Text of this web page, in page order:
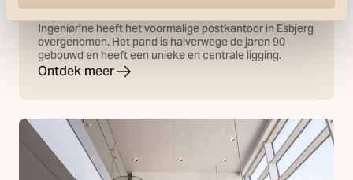
Ingeniør'ne
Ingeniør'ne heeft het voormalige postkantoor in Esbjerg
overgenomen. Het pand is halverwege de jaren 90
gebouwd en heeft een unieke en centrale ligging.
Ontdek meer